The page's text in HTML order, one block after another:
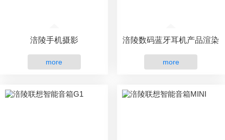
涪陵手机摄影
more
涪陵数码蓝牙耳机产品渲染
more